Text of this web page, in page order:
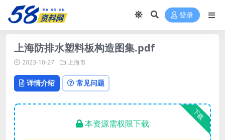
登录
上海防排水塑料板构造图集.pdf
2023-10-27 上海市
详情介绍 常见问题
下载
本资源需权限下载